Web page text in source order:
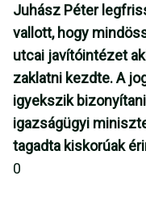
Juhász Péter
vallott, hogy
utcai javítóintézet
zaklatni kezdte. A
igyekszik
igazságügyi
tagadta kiskorúak
0